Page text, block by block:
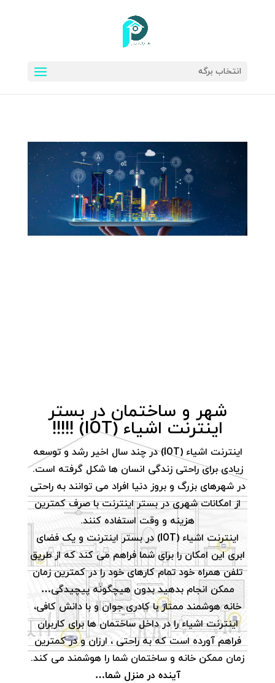
انتخاب برگه
شهر و ساختمان در بستر
اینترنت اشیاء (IOT) !!!!!
اینترنت اشیاء (IOT) در چند سال اخیر رشد و توسعه
زیادی برای راحتی زندگی انسان ها شکل گرفته است.
در شهرهای بزرگ و بروز دنیا افراد می توانند به راحتی
از امکانات شهری در بستر اینترنت با صرف کمترین
هزینه و وقت استفاده کنند.
اینترنت اشیاء (IOT) در بستر اینترنت و یک فضای
ابری این امکان را برای شما فراهم می کند که از طریق
تلفن همراه خود تمام کارهای خود را در کمترین زمان
ممکن انجام بدهید بدون هیچگونه پیچیدگی…
خانه هوشمند ممتاز با کادری جوان و با دانش کافی،
اینترنت اشیاء را در داخل ساختمان ها برای کاربران
فراهم آورده است که به راحتی ، ارزان و در کمترین
زمان ممکن خانه و ساختمان شما را هوشمند می کند.
آینده در منزل شما…